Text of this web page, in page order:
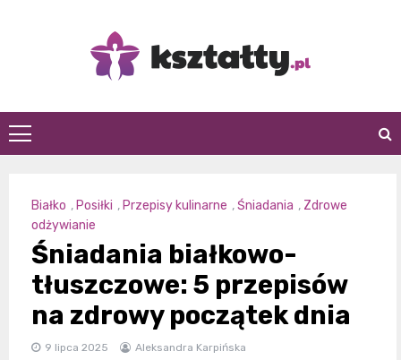
Kształty
Białko , Posiłki , Przepisy kulinarne ,Śniadania , Zdrowe
odżywianie
Śniadania białkowo-
tłuszczowe: 5 przepisów
na zdrowy początek dnia
9 lipca 2025 Aleksandra Karpińska